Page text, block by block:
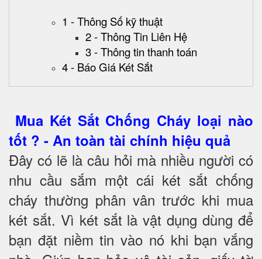
1 - Thông Số kỹ thuật
2 - Thông Tin Liên Hệ
3 - Thông tin thanh toán
4 - Báo Giá Két Sắt
Mua Két Sắt Chống Cháy loại nào
tốt ? - An toàn tài chính hiệu quả
Đây có lẽ là câu hỏi mà nhiều người có
nhu cầu sắm một cái két sắt chống
cháy thường phân vân trước khi mua
két sắt. Vì két sắt là vật dụng dùng để
bạn đặt niềm tin vào nó khi bạn vắng